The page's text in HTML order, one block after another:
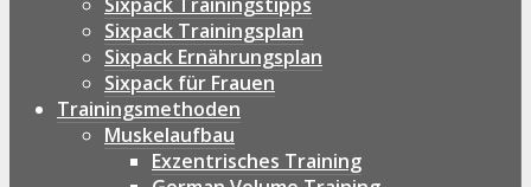
Sixpack Trainingsplan
Sixpack Ernährungsplan
Sixpack für Frauen
Trainingsmethoden
Muskelaufbau
Exzentrisches Training